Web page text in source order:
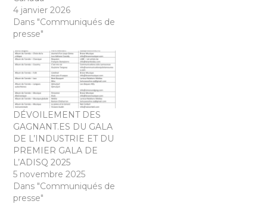
4 janvier 2026
Dans "Communiqués de
presse"
DÉVOILEMENT DES
GAGNANT.ES DU GALA
DE L’INDUSTRIE ET DU
PREMIER GALA DE
L’ADISQ 2025
5 novembre 2025
Dans "Communiqués de
presse"